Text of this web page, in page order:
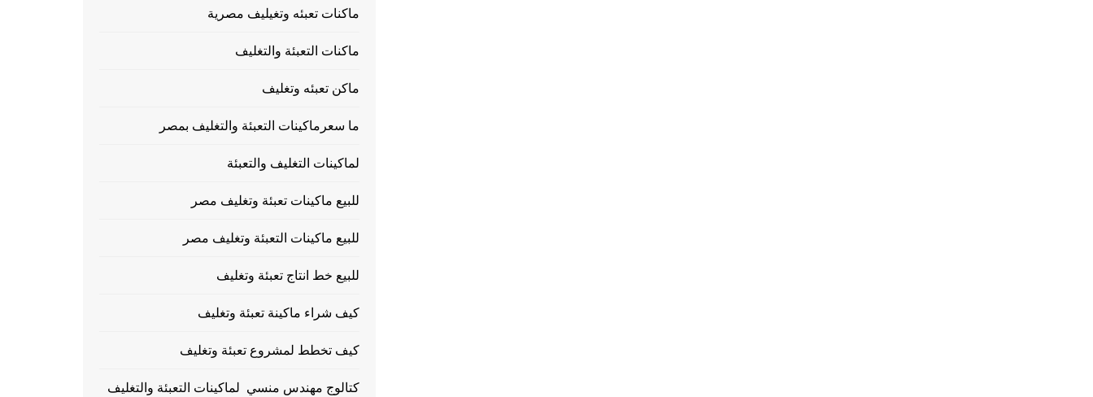
ماكنات تعبئه وتغيليف مصرية
ماكنات التعبئة والتغليف
ماكن تعبئه وتغليف
ما سعرماكينات التعبئة والتغليف بمصر
لماكينات التغليف والتعبئة
للبيع ماكينات تعبئة وتغليف مصر
للبيع ماكينات التعبئة وتغليف مصر
للبيع خط انتاج تعبئة وتغليف
كيف شراء ماكينة تعبئة وتغليف
كيف تخطط لمشروع تعبئة وتغليف
كتالوج مهندس منسي لماكينات التعبئة والتغليف